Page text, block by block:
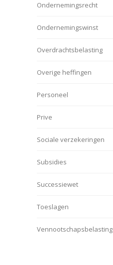
Ondernemingsrecht
Ondernemingswinst
Overdrachtsbelasting
Overige heffingen
Personeel
Prive
Sociale verzekeringen
Subsidies
Successiewet
Toeslagen
Vennootschapsbelasting